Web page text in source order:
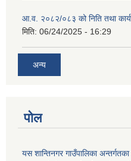
आ.व. २०८२/०८३ को निति तथा
मिति: 06/24/2025 - 16:29
अन्य
पोल
यस शान्तिनगर गाउँपालिका